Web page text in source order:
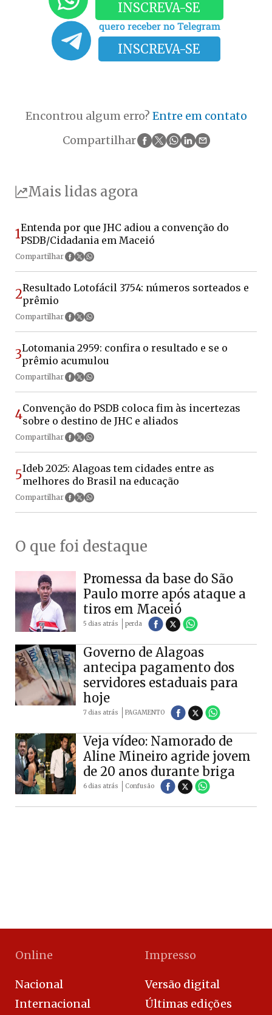
INSCREVA-SE
quero receber no Telegram
INSCREVA-SE
Encontrou algum erro? Entre em contato
Compartilhar
Mais lidas agora
1Entenda por que JHC adiou a convenção do
PSDB/Cidadania em Maceió
Compartilhar
2Resultado Lotofácil 3754: números sorteados e
prêmio
Compartilhar
3Lotomania 2959: confira o resultado e se o
prêmio acumulou
Compartilhar
4Convenção do PSDB coloca fim às incertezas
sobre o destino de JHC e aliados
Compartilhar
5Ideb 2025: Alagoas tem cidades entre as
melhores do Brasil na educação
Compartilhar
O que foi destaque
Promessa da base do São
Paulo morre após ataque a
tiros em Maceió
5 dias atrás perda
Governo de Alagoas
antecipa pagamento dos
servidores estaduais para
hoje
7 dias atrás PAGAMENTO
Veja vídeo: Namorado de
Aline Mineiro agride jovem
de 20 anos durante briga
6 dias atrás Confusão
Online
Nacional
Internacional
Impresso
Versão digital
Últimas edições